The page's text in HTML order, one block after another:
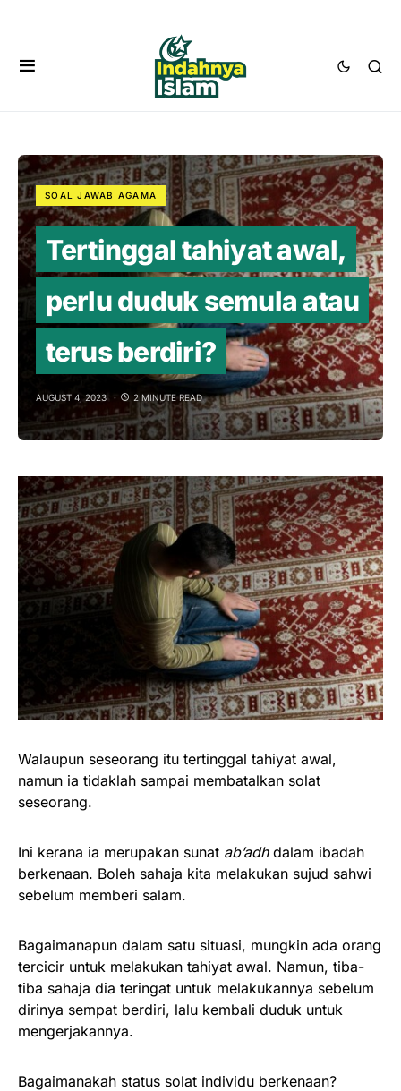
SOAL JAWAB AGAMA
Tertinggal tahiyat awal,
perlu duduk semula atau
terus berdiri?
AUGUST 4, 2023 2 MINUTE READ
Walaupun seseorang itu tertinggal tahiyat awal,
namun ia tidaklah sampai membatalkan solat
seseorang.
Ini kerana ia merupakan sunat ab’adhdalam ibadah
berkenaan. Boleh sahaja kita melakukan sujud sahwi
sebelum memberi salam.
Bagaimanapun dalam satu situasi, mungkin ada orang
tercicir untuk melakukan tahiyat awal. Namun, tiba-
tiba sahaja dia teringat untuk melakukannya sebelum
dirinya sempat berdiri, lalu kembali duduk untuk
mengerjakannya.
Bagaimanakah status solat individu berkenaan?